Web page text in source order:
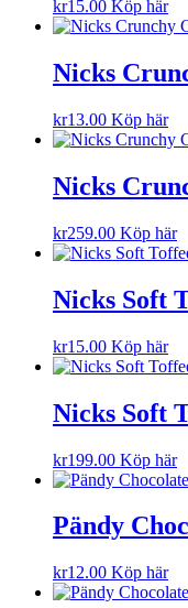
kr15.00 Köp här
Nicks
kr13.00 Köp här
Nicks
kr259.00 Köp här
Nicks Soft
kr15.00 Köp här
Nicks Soft
kr199.00 Köp här
Pändy
kr12.00 Köp här